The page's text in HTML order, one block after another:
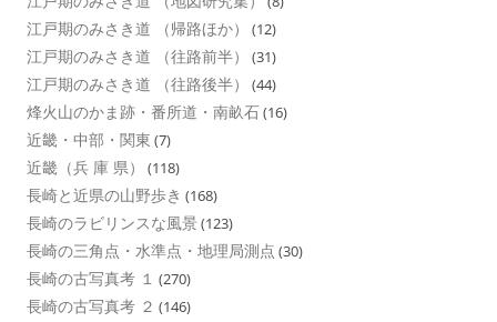
江戸期のみさき道 （帰路ほか） (12)
江戸期のみさき道 （往路前半） (31)
江戸期のみさき道 （往路後半） (44)
烽火山のかま跡・番所道・南畝石(16)
近畿・中部・関東 (7)
近畿（兵 庫 県） (118)
長崎と近県の山野歩き (168)
長崎のラビリンスな風景 (123)
長崎の三角点・水準点・地理局測点 (30)
長崎の古写真考 １ (270)
長崎の古写真考 ２ (146)